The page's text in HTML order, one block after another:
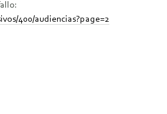
400/audiencias?page=2